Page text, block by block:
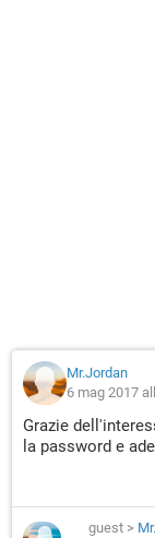
Mr.Jordan
6 mag 2017
Grazie
la password e
guest >